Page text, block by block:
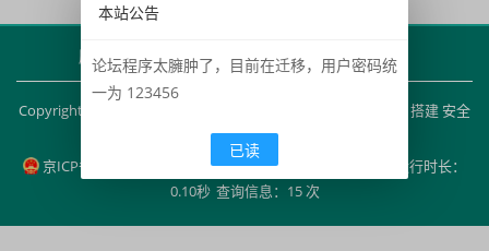
版权声明 捐赠打赏 联系我们 网站地图
Copyright
搭建 安全
运行2189天
京ICP备11000001号
京公网安备11000000000001号
运行时长：
0.10秒 查询信息：15 次
本站公告
论坛程序太臃肿了，目前在迁移，用户密码统
一为 123456
已读